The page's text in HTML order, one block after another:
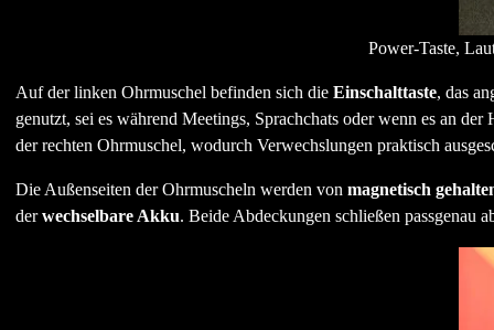
Power-Taste,
Auf der linken Ohrmuschel befinden sich die Einschalttaste, das
genutzt, sei es während Meetings, Sprachchats oder wenn es an
der rechten Ohrmuschel, wodurch Verwechslungen praktisch
Die Außenseiten der Ohrmuscheln werden von magnetisch
derwechselbare Akku. Beide Abdeckungen schließen passgenau